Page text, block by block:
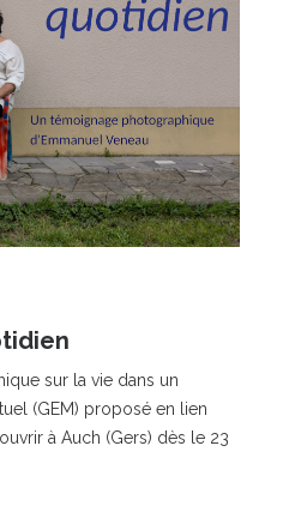
sur la vie dans un
(GEM) proposé en lien
à Auch (Gers) dès le 23